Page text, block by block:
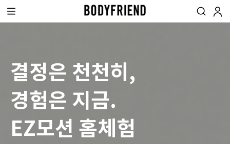
결정은 천천히,
경험은 지금.
EZ모션 홈체험